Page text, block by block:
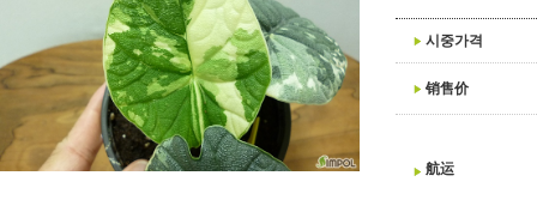
시중가격
销售价
航运